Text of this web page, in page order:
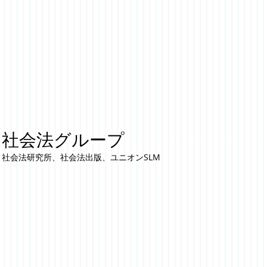
社会法グループ
社会法研究所、社会法出版、ユニオンSLM